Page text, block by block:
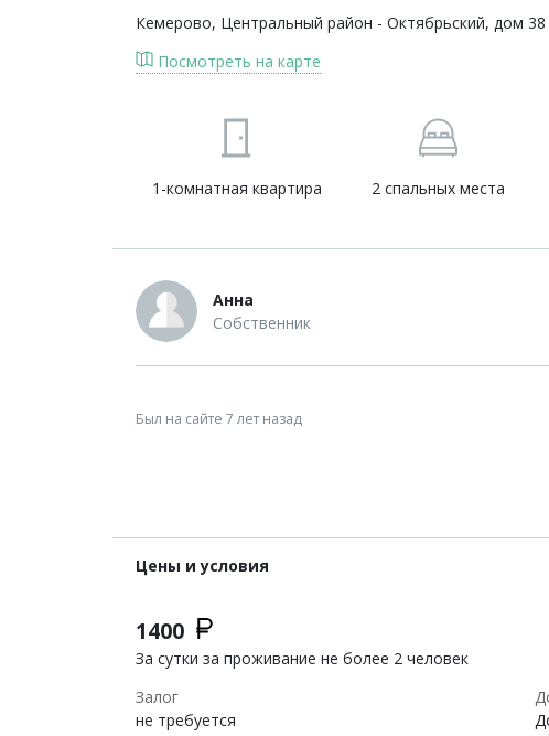
Кемерово, Центральный район - Октябрьский, дом 38
Посмотреть на карте
1-комнатная квартира 2 спальных места
Анна
Собственник
Был на сайте 7 лет назад
Цены и условия
1400
За сутки за проживание не более 2 человек
Залог
не требуется